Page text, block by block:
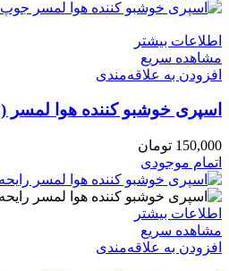
اطلاعات بیشتر
مشاهده سریع
افزودن به علاقه‌مندی
اسپری خوشبو کننده هوا لمسر ( joop ) 250میل
150,000 تومان
اتمام موجودی
اطلاعات بیشتر
مشاهده سریع
افزودن به علاقه‌مندی